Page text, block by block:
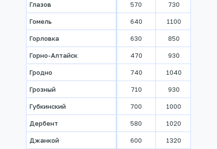
Глазов 570 730
Гомель 640 1100
Горловка 630 850
Горно-Алтайск 470 930
Гродно 740 1040
Грозный 710 930
Губкинский 700 1000
Дербент 580 1020
Джанкой 600 1320